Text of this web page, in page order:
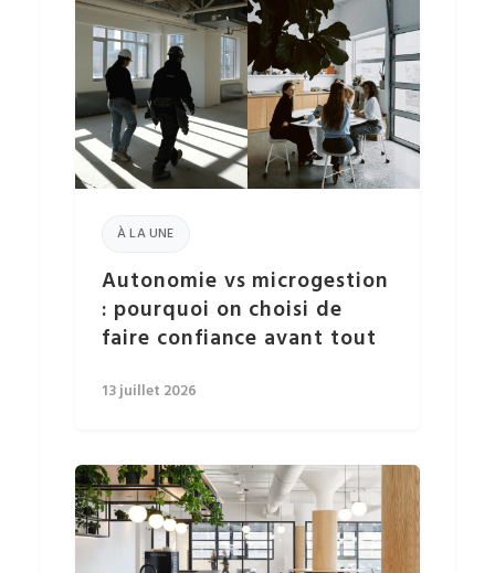
À LA UNE
Autonomie vs microgestion
: pourquoi on choisi de
faire confiance avant tout
13 juillet 2026